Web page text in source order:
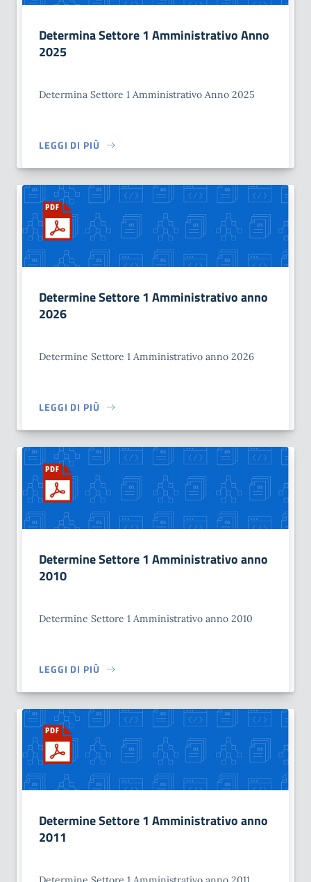
Determina Settore 1 Amministrativo Anno
2025
Determina Settore 1 Amministrativo Anno 2025
LEGGI DI PIÙ
Determine Settore 1 Amministrativo anno
2026
Determine Settore 1 Amministrativo anno 2026
LEGGI DI PIÙ
Determine Settore 1 Amministrativo anno
2010
Determine Settore 1 Amministrativo anno 2010
LEGGI DI PIÙ
Determine Settore 1 Amministrativo anno
2011